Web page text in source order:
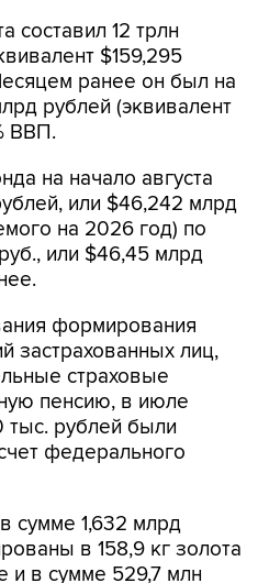
ранее он был на
рублей (эквивалент
ВВП.
на начало августа
на 2026 год) по
или $46,45 млрд
формирования
страховые
пенсию, в июле
рублей были
федерального
1,632 млрд
в сумме 529,7 млн
юаней.